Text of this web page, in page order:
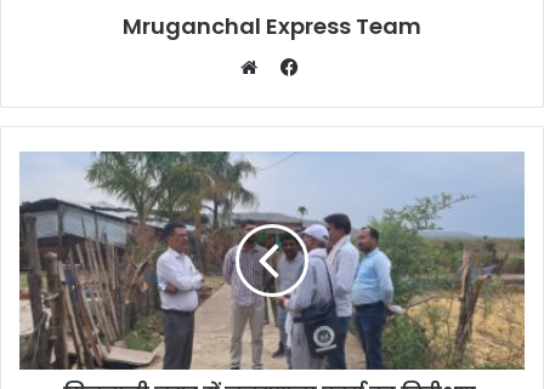
Mruganchal Express Team
Facebook